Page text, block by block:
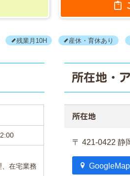
残業月10H 産休・育休あり
在宅業務
所在地・
所在地
〒 421-0422 静
GoogleMap